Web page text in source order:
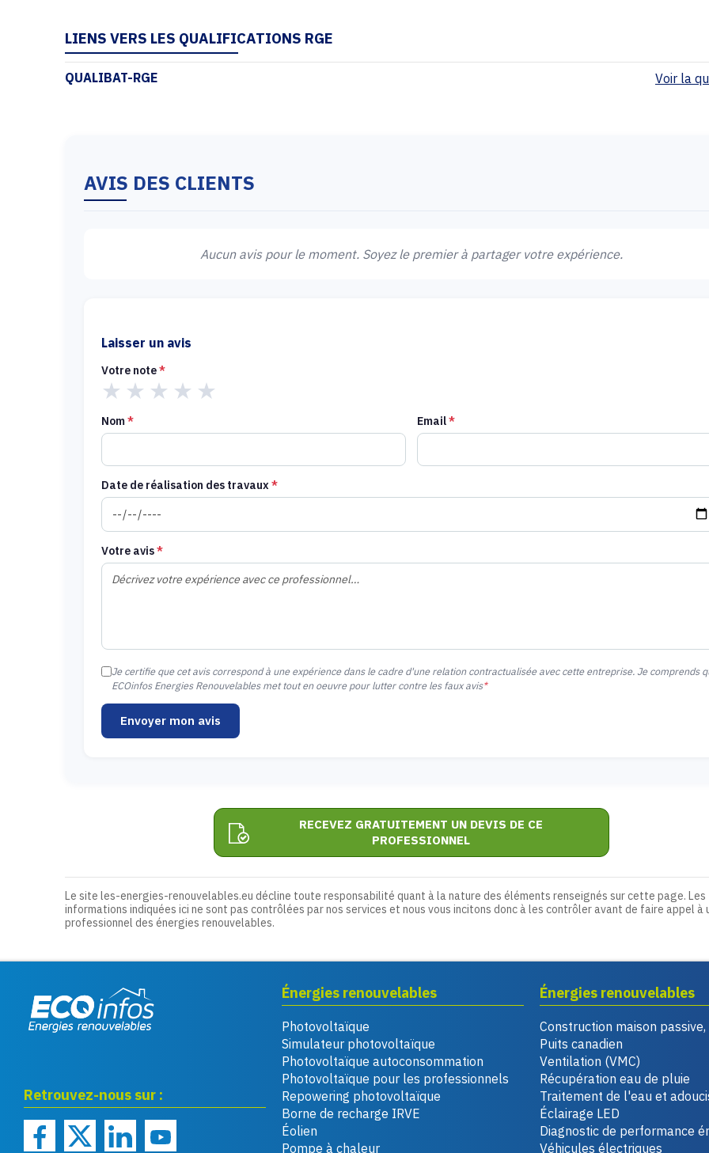
LIENS VERS LES QUALIFICATIONS RGE
QUALIBAT-RGE Voir la
AVIS DES CLIENTS
Aucun avis pour le moment. Soyez le premier à partager votre expérience.
Laisser un avis
Votre note*
★ ★ ★ ★ ★
Nom* Email*
Date de réalisation des travaux *
Votre avis*
Je certifie que cet avis correspond à une expérience dans le cadre d'une relation contractualisée avec cette entreprise. Je comprends
ECOinfos Energies Renouvelables met tout en oeuvre pour lutter contre les faux avis*
Envoyer mon avis
RECEVEZ GRATUITEMENT UN DEVIS DE CE
PROFESSIONNEL
Le site les-energies-renouvelables.eu décline toute responsabilité quant à la nature des éléments renseignés sur cette page. Les
informations indiquées ici ne sont pas contrôlées par nos services et nous vous incitons donc à les contrôler avant de faire appel à
professionnel des énergies renouvelables.
Retrouvez-nous sur :
Énergies renouvelables
Photovoltaïque
Simulateur photovoltaïque
Photovoltaïque autoconsommation
Photovoltaïque pour les professionnels
Repowering photovoltaïque
Borne de recharge IRVE
Éolien
Pompe à chaleur
Énergies renouvelables
Construction maison passive,
Puits canadien
Ventilation (VMC)
Récupération eau de pluie
Traitement de l'eau et
Éclairage LED
Diagnostic de performance
Véhicules électriques